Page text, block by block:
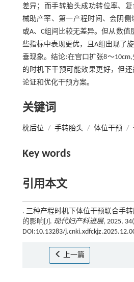
差异；而手转胎头成功转位率、
械助产率、第一产程时间、会阴侧
或A、C组间比较无差异。但从数值
些指标中表现更优，且A组出现了
垂现象。结论:在宫口扩张8～
的时机下干预可能效果更好，但
论证和优化干预方案。
关键词
枕后位 / 手转胎头 / 体位干预 /
Key words
引用本文
. 三种产程时机下体位干预联合手
的影响[J]. 现代妇产科进展, 2025,
DOI:10.13283/
上一篇